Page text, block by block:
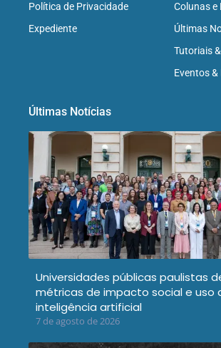
Política de Privacidade
Expediente
Colunas e
Últimas
Tutoriais
Eventos
Últimas Notícias
Universidades públicas paulistas
métricas de impacto social e uso
inteligência artificial
7 de agosto de 2026